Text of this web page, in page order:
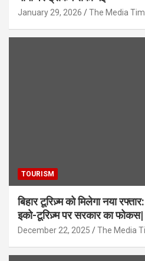
January 29, 2026 The Media
TOURISM
बिहार टूरिज़्म को मिलेगा नया
इको-टूरिज़्म पर सरकार का फोकस|
December 22, 2025 The Media